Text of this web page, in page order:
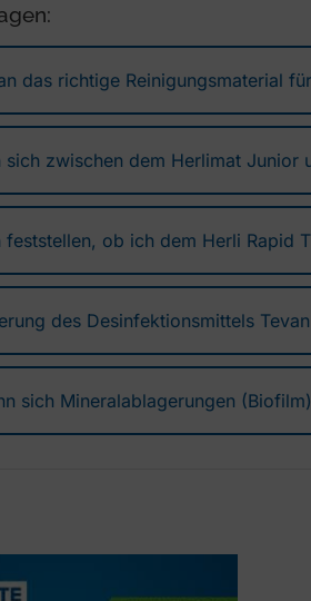
das richtige Reinigungsmaterial
sich zwischen dem Herlimat Junior
feststellen, ob ich dem Herli Rapid
des Desinfektionsmittels
sich Mineralablagerungen